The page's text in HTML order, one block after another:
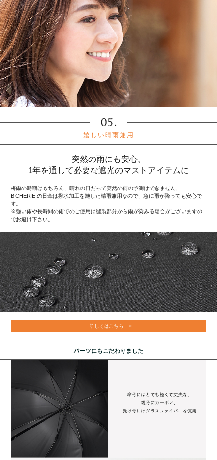
嬉しい晴雨兼用
突然の雨にも安心。
1年を通して必要な遮光のマストアイテムに
梅雨の時期はもちろん、晴れの日だって突然の雨の予測はできません。
BICHERIE.の日傘は撥水加工を施した晴雨兼用なので、急に雨が降っても安心で
す。
※強い雨や長時間の雨でのご使用は縫製部分から雨が染みる場合がございますの
でお避け下さい。
詳しくはこちら
パーツにもこだわりました